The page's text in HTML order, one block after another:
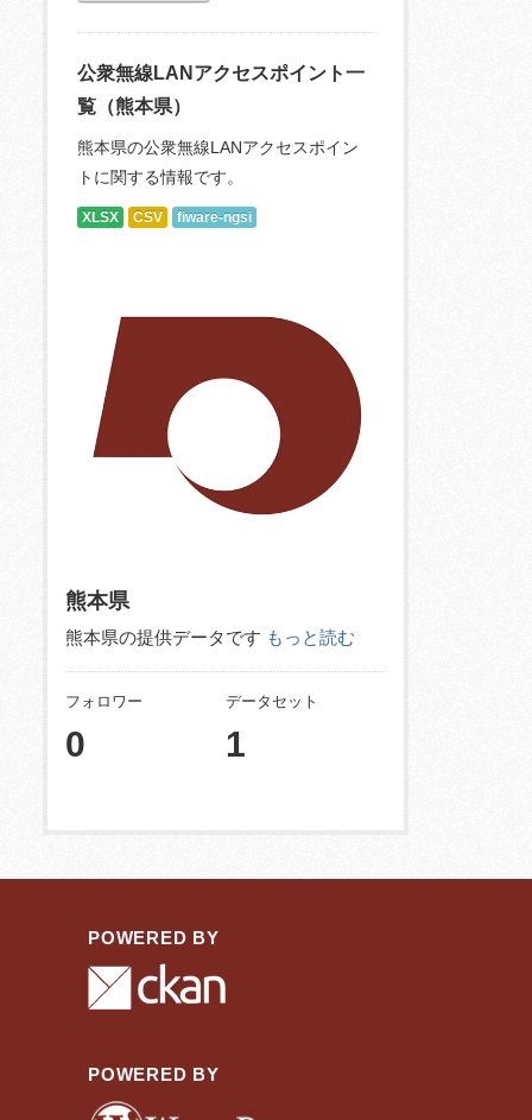
公衆無線LANアクセスポイント一
覧（熊本県）
熊本県の公衆無線LANアクセスポイン
トに関する情報です。
XLSX CSV fiware-ngsi
熊本県
熊本県の提供データです もっと読む
フォロワー
0
データセット
1
POWERED BY
POWERED BY